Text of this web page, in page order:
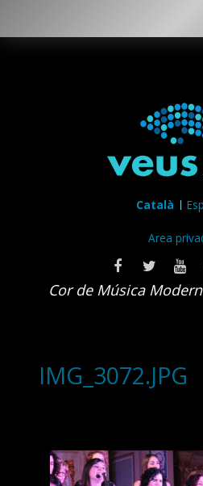
Català
Area
Cor de Música
IMG_3072.JPG